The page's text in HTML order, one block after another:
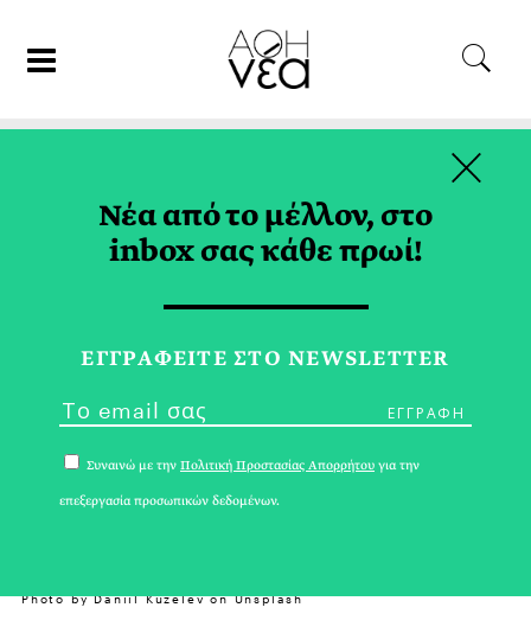
ΨΥΧΟΛΟΓΙΑ
Μα Ούτε Μία Γυναίκα
Photo by Daniil Kuželev on Unsplash
Νέα από το μέλλον, στο
inbox σας κάθε πρωί!
ΕΓΓPΑΦΕΙΤΕ ΣΤΟ NEWSLETTER
Συναινώ με την Πολιτική Προστασίας Απορρήτου για την
επεξεργασία προσωπικών δεδομένων.
×